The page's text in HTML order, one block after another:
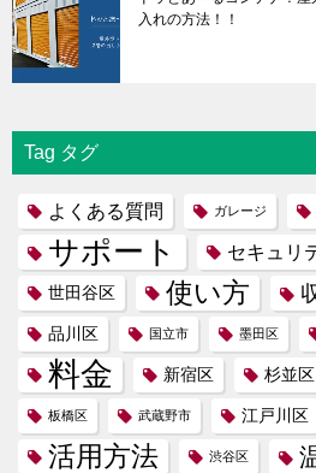
入れの方法！！
Tag タグ
よくある質問 ガレージ
サポート セキュリ
世田谷区 使い方
品川区 国立市 墨田区
料金 新宿区 杉並区
板橋区 武蔵野市 江戸川区
活用方法 渋谷区